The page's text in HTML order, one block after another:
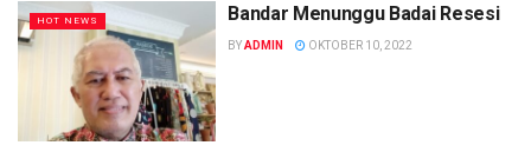
HOT NEWS Bandar Menunggu Badai Resesi
BYADMIN OKTOBER 10, 2022